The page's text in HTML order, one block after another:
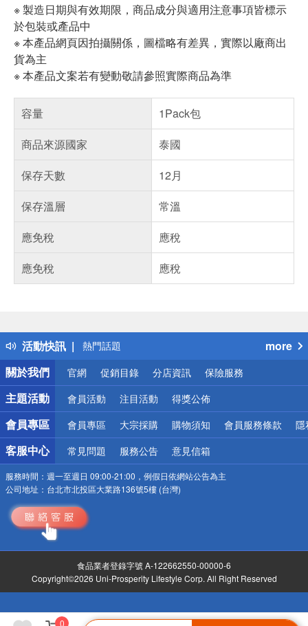
0
※ 製造日期與有效期限，商品成分與適用注意事項皆標示
於包裝或產品中
※ 本產品網頁因拍攝關係，圖檔略有差異，實際以廠商出
貨為主
※ 本產品文案若有變動敬請參照實際商品為準
容量
1Pack包
商品來源國家
泰國
保存天數
12月
保存溫層
常溫
應免稅
應稅
應免稅
應稅
活動快訊
得獎公告
熱門話題
銀行優惠
偏遠地區配送
詐騙網頁！請小心！
more
關於我們
官網 促銷目錄 分店資訊 保險服務
主題活動 會員活動 注目活動 得獎公佈
會員專區 會員專區 大宗採購 購物須知 會員服務條款 隱
客服中心 常見問題 服務公告 意見信箱
服務時間： 週一至週日 09:00-21:00，例假日依網站公告為主
公司地址： 台北市北投區大業路136號5樓 (台灣)
食品業者登錄字號 A-122662550-00000-6
Copyright©2026 Uni-Prosperity Lifestyle Corp. All Right Reserved